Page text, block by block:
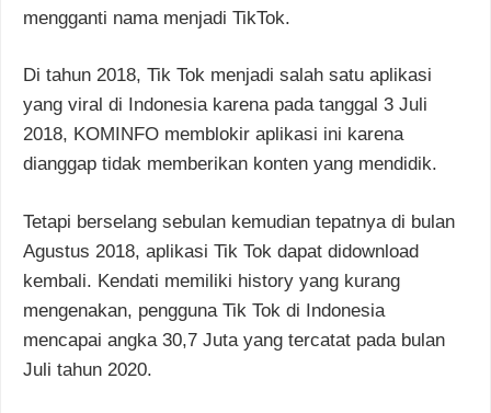
mengganti nama menjadi TikTok.
Di tahun 2018, Tik Tok menjadi salah satu aplikasi
yang viral di Indonesia karena pada tanggal 3 Juli
2018, KOMINFO memblokir aplikasi ini karena
dianggap tidak memberikan konten yang mendidik.
Tetapi berselang sebulan kemudian tepatnya di bulan
Agustus 2018, aplikasi Tik Tok dapat didownload
kembali. Kendati memiliki history yang kurang
mengenakan, pengguna Tik Tok di Indonesia
mencapai angka 30,7 Juta yang tercatat pada bulan
Juli tahun 2020.